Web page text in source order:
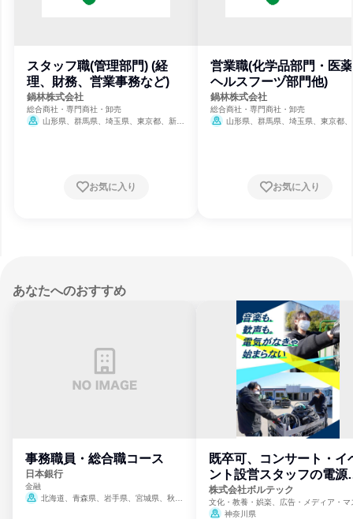
スタッフ職(管理部門) (経
理、財務、営業事務など)
鍋林株式会社
総合商社・専門商社・卸売
山形県、群馬県、埼玉県、東京都、新潟
お気に入り
営業職(化学品部門・医
ヘルスフーヅ部門他)
鍋林株式会社
総合商社・専門商社・卸売
山形県、群馬県、埼玉県、東京都
お気に入り
あなたへのおすすめ
事務職員・総合職コース
日本銀行
金融
北海道、青森県、岩手県、宮城県、秋田
既卒可、コンサート・イ
ント設営スタッフの電源
門
株式会社ボルテック
文化・教養・娯楽、広告・メディア・マ
ミ、電力・ガス・水道・エネルギー
神奈川県